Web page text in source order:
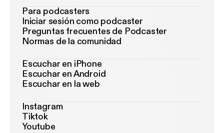
Para podcasters
Iniciar sesión como podcaster
Preguntas frecuentes de Podcaster
Normas de la comunidad
Escuchar en iPhone
Escuchar en Android
Escuchar en la web
Instagram
Tiktok
Youtube